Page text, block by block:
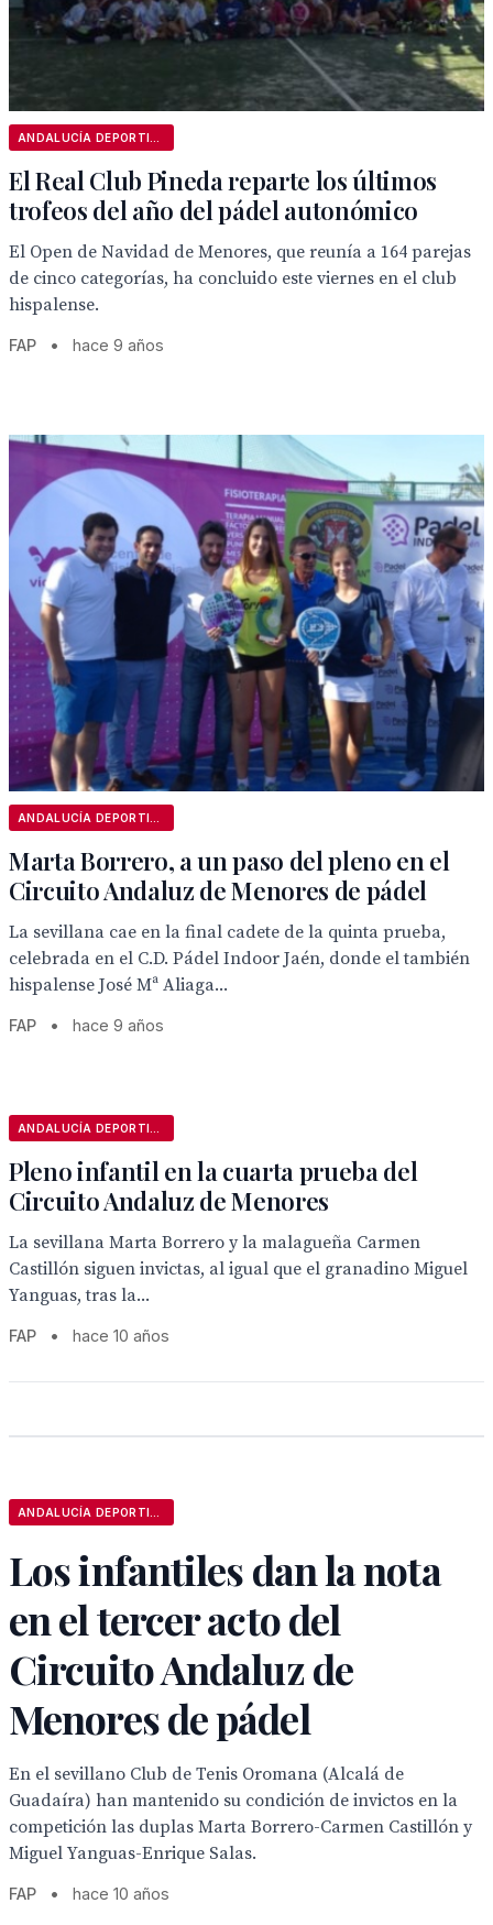
El Real Club Pineda reparte los últimos
trofeos del año del pádel autonómico
El Open de Navidad de Menores, que reunía a 164 parejas
de cinco categorías, ha concluido este viernes en el club
hispalense.
FAP • hace 9 años
Marta Borrero, a un paso del pleno en el
Circuito Andaluz de Menores de pádel
La sevillana cae en la final cadete de la quinta prueba,
celebrada en el C.D. Pádel Indoor Jaén, donde el también
hispalense José Mª Aliaga...
FAP • hace 9 años
Pleno infantil en la cuarta prueba del
Circuito Andaluz de Menores
La sevillana Marta Borrero y la malagueña Carmen
Castillón siguen invictas, al igual que el granadino Miguel
Yanguas, tras la...
FAP • hace 10 años
Los infantiles dan la nota
en el tercer acto del
Circuito Andaluz de
Menores de pádel
En el sevillano Club de Tenis Oromana (Alcalá de
Guadaíra) han mantenido su condición de invictos en la
competición las duplas Marta Borrero-Carmen Castillón y
Miguel Yanguas-Enrique Salas.
FAP • hace 10 años